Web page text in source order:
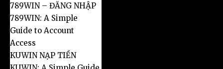
789WIN – ĐĂNG NHẬP
789WIN: A Simple
Guide to Account
Access
KUWIN NẠP TIỀN